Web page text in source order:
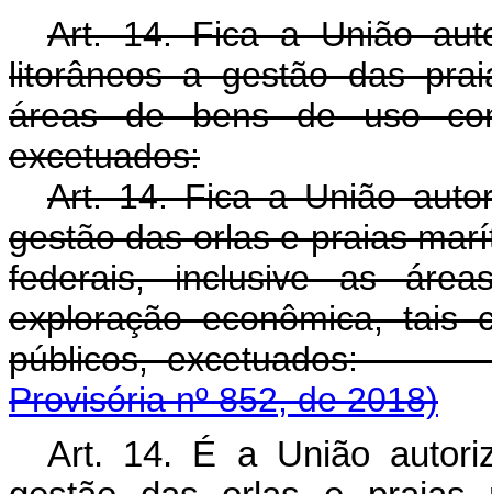
Art. 14. Fica a União
litorâneos a gestão das
áreas de bens de uso
excetuados:
Art. 14. Fica a União
gestão das orlas e praias
federais, inclusive as
exploração econômica, tais
públicos,
Provisória nº 852, de 2018)
Art. 14. É a União